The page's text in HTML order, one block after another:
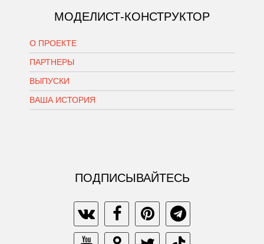
МОДЕЛИСТ-КОНСТРУКТОР
О ПРОЕКТЕ
ПАРТНЕРЫ
ВЫПУСКИ
ВАША ИСТОРИЯ
ПОДПИСЫВАЙТЕСЬ